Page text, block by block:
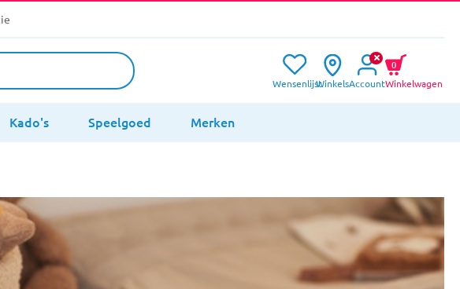
WensenlijstWinkelsAccountWinkelwagen
0
Kado's Speelgoed Merken